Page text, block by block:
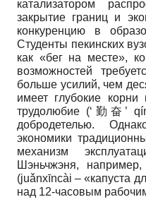
катализатором
закрытие границ и
конкуренцию в
Студенты пекинских
как «бег на месте»,
возможностей
больше усилий, чем
имеет глубокие корни
трудолюбие (‘勤奋’
добродетелью.
экономики
механизм
Шэньчжэня,
(juǎnxīncài – «капуста
над 12-часовым